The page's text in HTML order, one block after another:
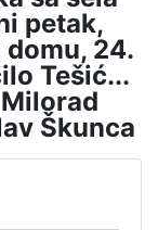
petak,
24.
Tešić...
Škunca